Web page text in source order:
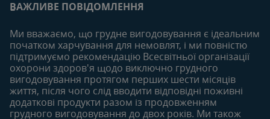
Особистий кабінет
Придбати
Наші бренди
Безкоштовні тестування
Статті
Статті
6-12 місяців
Статті
Продукти
12-18 місяців
Статті
Продукти
18-24 місяців
ВАЖЛИВЕ ПОВІДОМЛЕННЯ
Ми вважаємо, що грудне вигодовування є ідеальним
початком харчування для немовлят, і ми повністю
підтримуємо рекомендацію Всесвітньої організації
охорони здоров'я щодо виключно грудного
вигодовування протягом перших шести місяців
життя, після чого слід вводити відповідні поживні
додаткові продукти разом із продовженням
грудного вигодовування до двох років. Ми також